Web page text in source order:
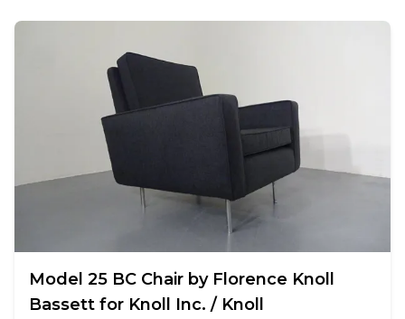
Model 25 BC Chair by Florence Knoll
Bassett for Knoll Inc. / Knoll